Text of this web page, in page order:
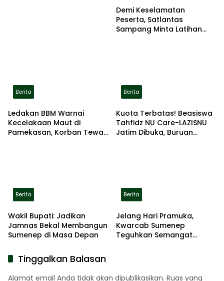
Demi Keselamatan
Peserta, Satlantas
Sampang Minta Latihan
Berita
Ledakan BBM Warnai
Kecelakaan Maut di
Pamekasan, Korban Tewas
Berita
Kuota Terbatas! Beasiswa
Tahfidz NU Care-LAZISNU
Jatim Dibuka, Buruan
Berita
Wakil Bupati: Jadikan
Jamnas Bekal Membangun
Sumenep di Masa Depan
Berita
Jelang Hari Pramuka,
Kwarcab Sumenep
Teguhkan Semangat
Tinggalkan Balasan
Alamat email Anda tidak akan dipublikasikan. Ruas yang